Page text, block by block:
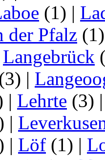
(1) |
der Pfalz
Langebrück
|
| Lehrte (3)
|
| Löf (1) |